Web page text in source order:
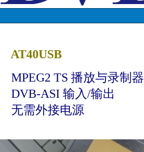
AT40USB
MPEG2 TS 播放与录制器
DVB-ASI 输入/输出
无需外接电源